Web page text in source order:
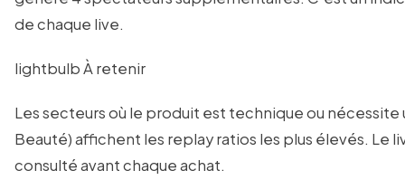
de chaque live.
lightbulb À retenir
Les secteurs où le produit est technique ou
Beauté) affichent les replay ratios les plus élevés. Le
consulté avant chaque achat.